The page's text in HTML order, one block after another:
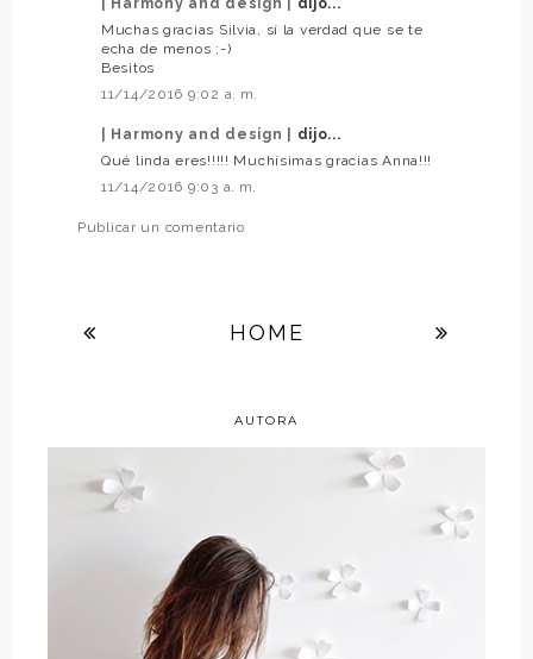
Muchas gracias Silvia, sí la verdad que se te
echa de menos ;-)
Besitos
11/14/2016 9:02 a. m.
| Harmony and design |
dijo...
Qué linda eres!!!!! Muchísimas gracias Anna!!!
11/14/2016 9:03 a. m.
Publicar un comentario
HOME
AUTORA